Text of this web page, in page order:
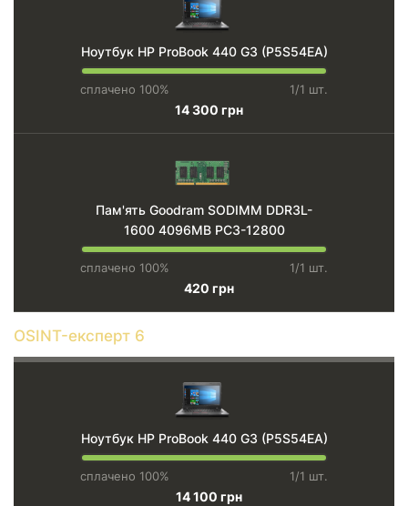
Ноутбук HP ProBook 440 G3 (P5S54EA)
сплачено 100% 1/1 шт.
14 300 грн
Пам'ять Goodram SODIMM DDR3L-
1600 4096MB PC3-12800
сплачено 100% 1/1 шт.
420 грн
OSINT-експерт 6
Ноутбук HP ProBook 440 G3 (P5S54EA)
сплачено 100% 1/1 шт.
14 100 грн